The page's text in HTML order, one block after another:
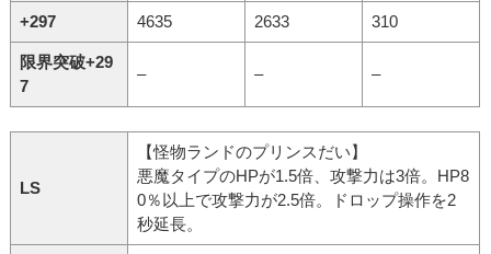
+297 4635 2633 310
限界突破+29
7
– – –
LS
【怪物ランドのプリンスだい】
悪魔タイプのHPが1.5倍、攻撃力は3倍。HP8
0％以上で攻撃力が2.5倍。ドロップ操作を2
秒延長。